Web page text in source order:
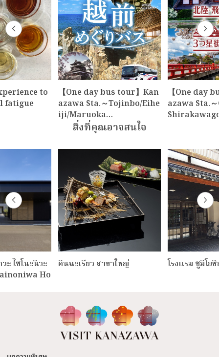
to
fatigue
【One day bus tour】Kan
azawa Sta.～Tojinbo/Eihe
iji/Maruoka…
【One day
azawa Sta.
สิ่งที่คุณอาจสนใจ
ะ ไซโนะนิวะ
Ho
คินฉะเรียว สาขาใหญ่ โรงแรม ซูมิโยชิ